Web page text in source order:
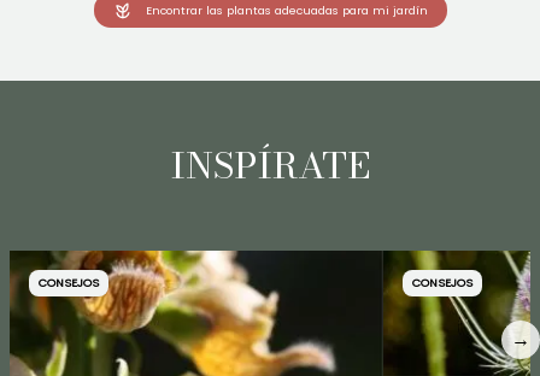
Encontrar las plantas adecuadas para mi jardín
INSPÍRATE
CONSEJOS CONSEJOS
→